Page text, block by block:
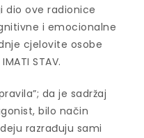
dio ove radionice
i emocionalne
cjelovite osobe
STAV.
da je sadržaj
bilo način
razrađuju sami